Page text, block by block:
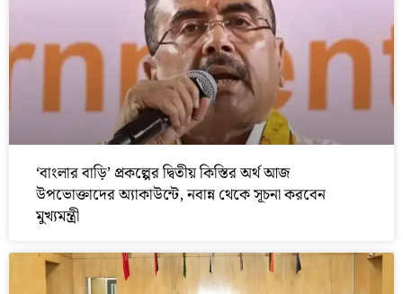
‘বাংলার বাড়ি’ প্রকল্পের দ্বিতীয় কিস্তির অর্থ আজ
উপভোক্তাদের অ্যাকাউন্টে, নবান্ন থেকে সূচনা করবেন
মুখ্যমন্ত্রী